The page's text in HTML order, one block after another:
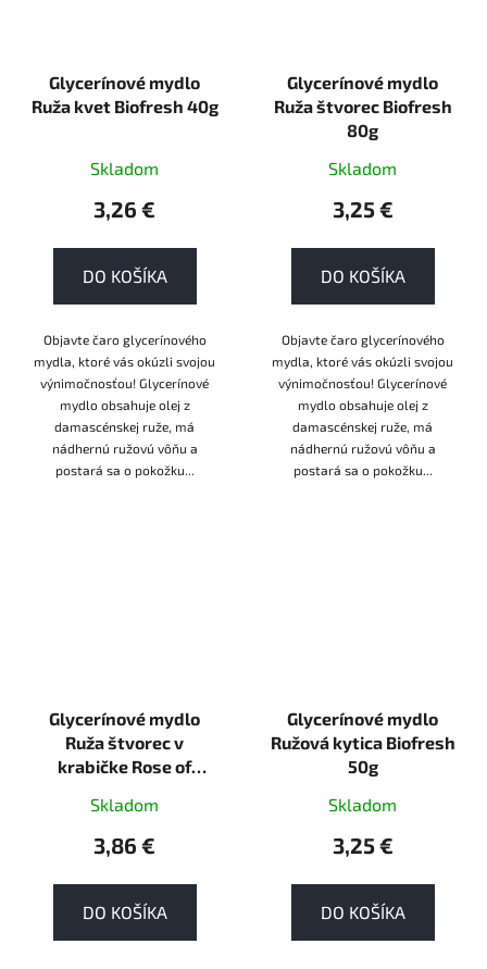
Glycerínové mydlo
Ruža kvet Biofresh 40g
Skladom
3,26 €
DO KOŠÍKA
Objavte čaro glycerínového
mydla, ktoré vás okúzli svojou
výnimočnosťou! Glycerínové
mydlo obsahuje olej z
damascénskej ruže, má
nádhernú ružovú vôňu a
postará sa o pokožku...
Glycerínové mydlo
Ruža štvorec Biofresh
80g
Skladom
3,25 €
DO KOŠÍKA
Objavte čaro glycerínového
mydla, ktoré vás okúzli svojou
výnimočnosťou! Glycerínové
mydlo obsahuje olej z
damascénskej ruže, má
nádhernú ružovú vôňu a
postará sa o pokožku...
Glycerínové mydlo
Ruža štvorec v
krabičke Rose of
Skladom
3,86 €
DO KOŠÍKA
Glycerínové mydlo
Ružová kytica Biofresh
50g
Skladom
3,25 €
DO KOŠÍKA